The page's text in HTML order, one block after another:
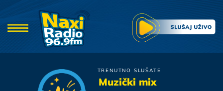
TRENUTNO SLUŠATE
Muzički mixViktorija